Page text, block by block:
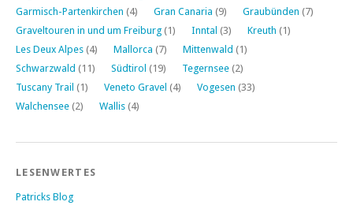
Garmisch-Partenkirchen (4) Gran Canaria (9) Graubünden (7)
Graveltouren in und um Freiburg (1) Inntal (3) Kreuth (1)
Les Deux Alpes (4) Mallorca (7) Mittenwald (1)
Schwarzwald (11) Südtirol (19) Tegernsee (2)
Tuscany Trail (1) Veneto Gravel (4) Vogesen (33)
Walchensee (2) Wallis (4)
LESENWERTES
Patricks Blog